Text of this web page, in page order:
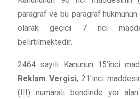
paragraf ve bu paragraf
olarak geçici 7 nci
belirtilmektedir.
2464 sayılı Kanunun 15’inci
Reklam Vergisi, 21’inci
(III) numaralı bendinde yer alan